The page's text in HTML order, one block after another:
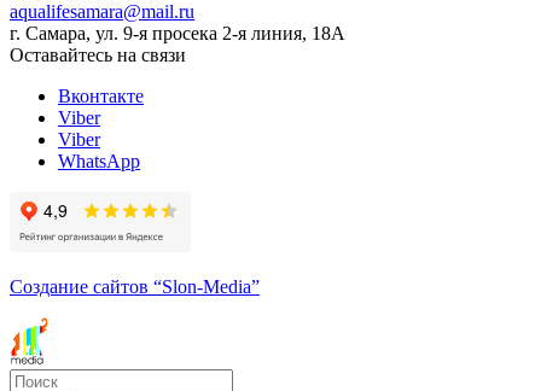
aqualifesamara@mail.ru
г. Самара, ул. 9-я просека 2-я линия, 18А
Оставайтесь на связи
Вконтакте
Viber
Viber
WhatsApp
Создание сайтов “Slon-Media”